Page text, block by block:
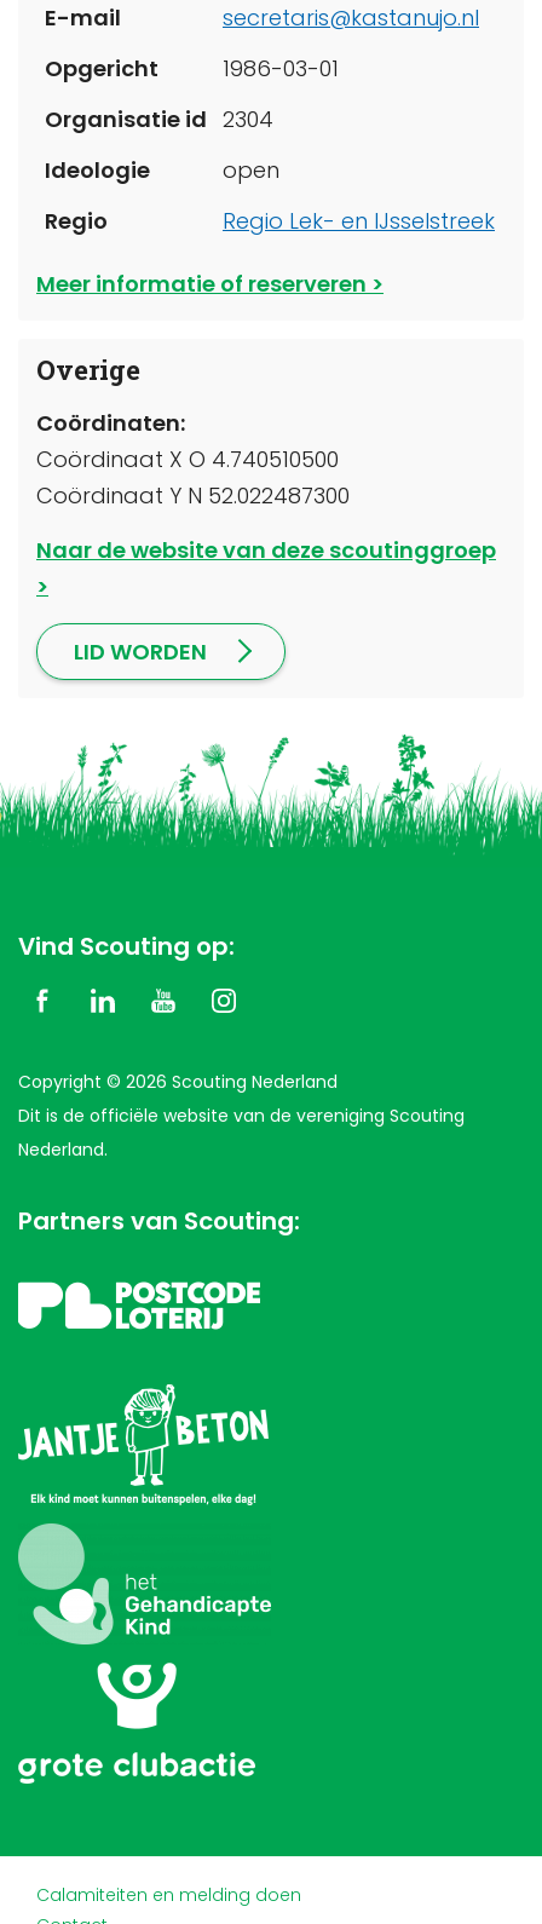
E-mail
secretaris@kastanujo.nl
Opgericht
1986-03-01
Organisatie id 2304
Ideologie
open
Regio
Regio Lek- en IJsselstreek
Meer informatie of reserveren
Overige
Coördinaten:
Coördinaat X O 4.740510500
Coördinaat Y N 52.022487300
Naar de website van deze scoutinggroep
LID WORDEN
Vind Scouting op:
Copyright © 2026 Scouting Nederland
Dit is de officiële website van de vereniging Scouting
Nederland.
Partners van Scouting:
Calamiteiten en melding doen